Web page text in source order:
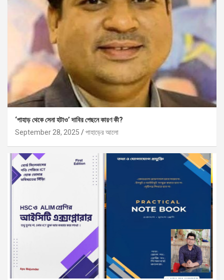
‘পাহাড় থেকে সেনা হটাও’ দাবির পেছনে কারণ কী?
September 28, 2025
পাহাড়ের আলো